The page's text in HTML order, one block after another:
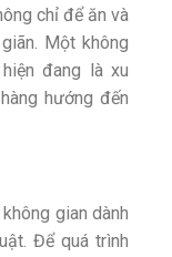
chỉ để ăn và
Một không
đang là xu
hướng đến
gian dành
Để quá trình